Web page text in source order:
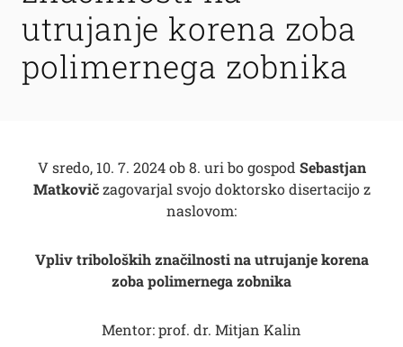
utrujanje korena zoba
polimernega zobnika
V sredo, 10. 7. 2024 ob 8. uri bo gospod Sebastjan
Matkovičzagovarjal svojo doktorsko disertacijo z
naslovom:
Vpliv triboloških značilnosti na utrujanje korena
zoba polimernega zobnika
Mentor: prof. dr. Mitjan Kalin